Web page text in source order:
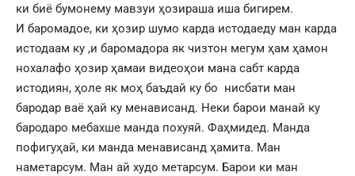
ки биё бумонему мавзуи ҳозираша иша бигирем.
И баромадое, ки ҳозир шумо карда истодаеду ман карда
истодаам ку ,и баромадора як чизтон мегум ҳам ҳамон
нохалафо ҳозир ҳамаи видеоҳои мана сабт карда
истодиян, ҳоле як моҳ баъдай ку бо нисбати ман
бародар ваё ҳай ку менависанд. Неки барои манай ку
бародаро мебахше манда похуяй. Фаҳмидед. Манда
пофигуҳай, ки манда менависанд ҳамита. Ман
наметарсум. Ман ай худо метарсум. Барои ки ман